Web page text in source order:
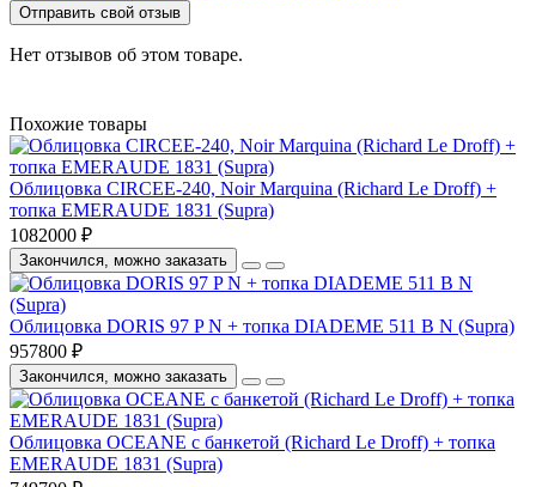
Отправить свой отзыв
Нет отзывов об этом товаре.
Похожие товары
Облицовка CIRCEE-240, Noir Marquina (Richard Le Droff) +
топка EMERAUDE 1831 (Supra)
1082000 ₽
Закончился, можно заказать
Облицовка DORIS 97 P N + топка DIADEME 511 B N (Supra)
957800 ₽
Закончился, можно заказать
Облицовка OCEANE с банкетой (Richard Le Droff) + топка
EMERAUDE 1831 (Supra)